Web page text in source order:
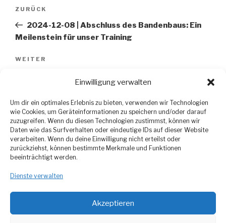
Einwilligung verwalten
Um dir ein optimales Erlebnis zu bieten, verwenden wir Technologien
wie Cookies, um Geräteinformationen zu speichern und/oder darauf
zuzugreifen. Wenn du diesen Technologien zustimmst, können wir
Daten wie das Surfverhalten oder eindeutige IDs auf dieser Website
verarbeiten. Wenn du deine Einwilligung nicht erteilst oder
zurückziehst, können bestimmte Merkmale und Funktionen
beeinträchtigt werden.
Dienste verwalten
Akzeptieren
Beitragsnavigation
Vorheriger
Beitrag
ZURÜCK
2024-12-08 | Abschluss des Bandenbaus: Ein
Meilenstein für unser Training
Nächster
WEITER
startet durch – Sei dabei!